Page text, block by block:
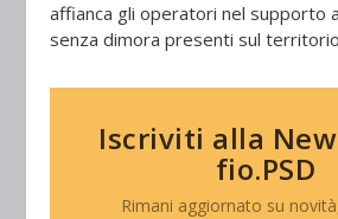
affianca gli operatori nel supporto
senza dimora presenti sul territorio
Iscriviti alla
fio.PSD
Rimani aggiornato su